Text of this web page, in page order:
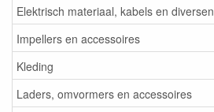
Elektrisch materiaal, kabels en diversen
Impellers en accessoires
Kleding
Laders, omvormers en accessoires